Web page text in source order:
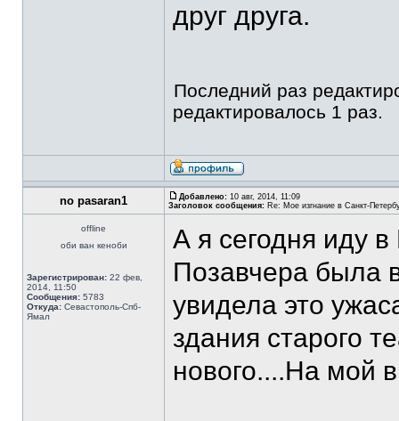
друг друга.
Последний раз
редактировалось 1 раз.
no pasaran1 Добавлено: 10 авг, 2014, 11:09
Заголовок сообщения: Re: Мое изгнание в Санкт-
offline
оби ван кеноби
Зарегистрирован: 22 фев,
2014, 11:50
Сообщения: 5783
Откуда: Севастополь-Спб-
Ямал
А я сегодня иду
Позавчера была
увидела это
здания старого
нового....На мой